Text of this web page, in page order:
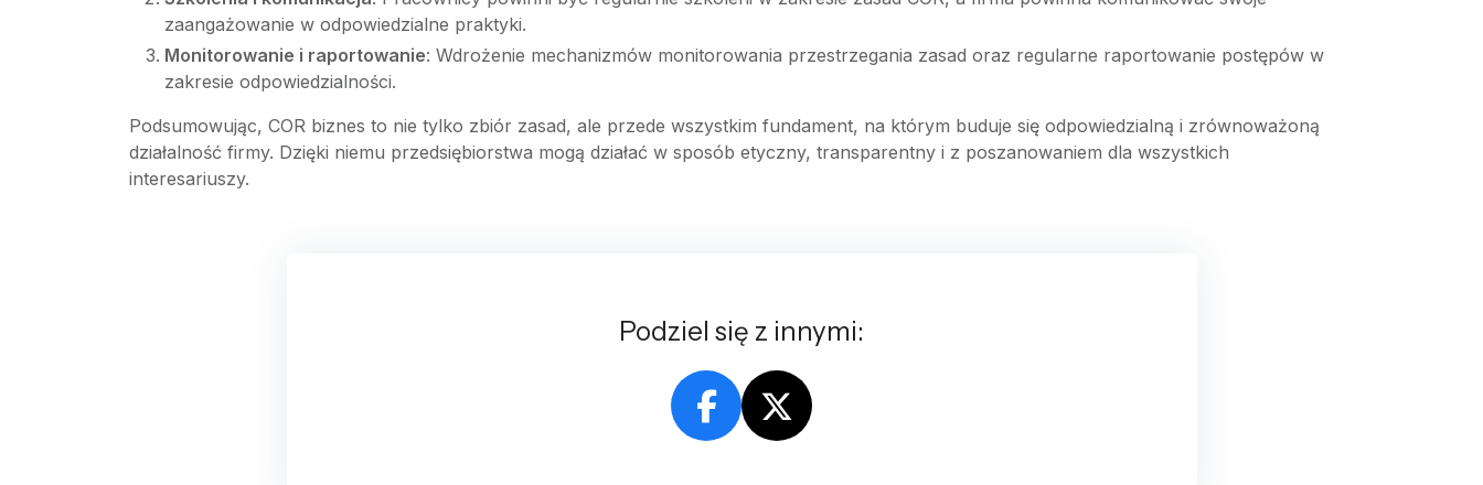
zaangażowanie w odpowiedzialne praktyki.
Monitorowanie i raportowanie: Wdrożenie mechanizmów monitorowania przestrzegania zasad oraz regularne raportowanie postępów w
zakresie odpowiedzialności.
Podsumowując, COR biznes to nie tylko zbiór zasad, ale przede wszystkim fundament, na którym buduje się odpowiedzialną i zrównoważoną
działalność firmy. Dzięki niemu przedsiębiorstwa mogą działać w sposób etyczny, transparentny i z poszanowaniem dla wszystkich
interesariuszy.
Podziel się z innymi: